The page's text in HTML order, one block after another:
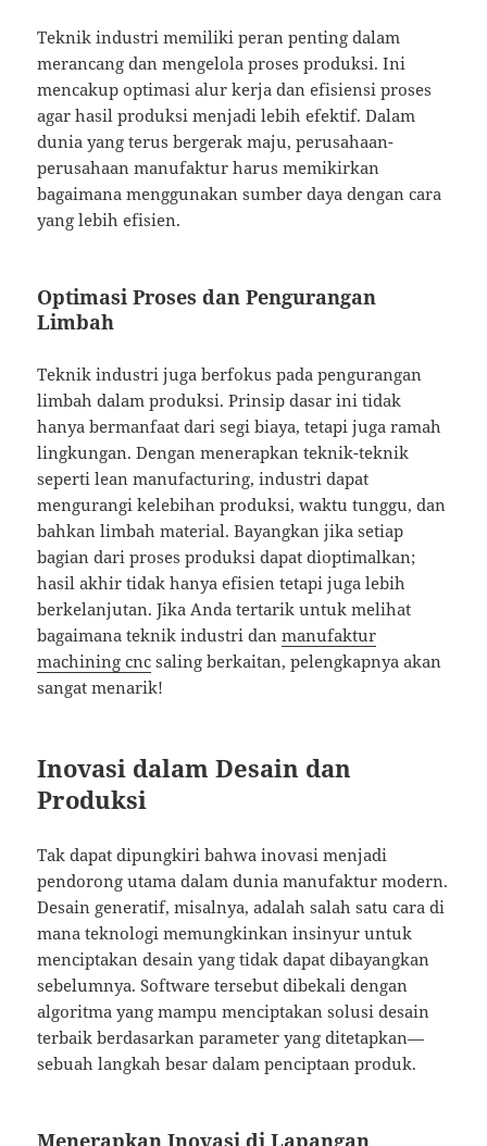
Teknik industri memiliki peran penting dalam
merancang dan mengelola proses produksi. Ini
mencakup optimasi alur kerja dan efisiensi proses
agar hasil produksi menjadi lebih efektif. Dalam
dunia yang terus bergerak maju, perusahaan-
perusahaan manufaktur harus memikirkan
bagaimana menggunakan sumber daya dengan cara
yang lebih efisien.
Optimasi Proses dan Pengurangan
Limbah
Teknik industri juga berfokus pada pengurangan
limbah dalam produksi. Prinsip dasar ini tidak
hanya bermanfaat dari segi biaya, tetapi juga ramah
lingkungan. Dengan menerapkan teknik-teknik
seperti lean manufacturing, industri dapat
mengurangi kelebihan produksi, waktu tunggu, dan
bahkan limbah material. Bayangkan jika setiap
bagian dari proses produksi dapat dioptimalkan;
hasil akhir tidak hanya efisien tetapi juga lebih
berkelanjutan. Jika Anda tertarik untuk melihat
bagaimana teknik industri danmanufaktur
machining cnc saling berkaitan, pelengkapnya akan
sangat menarik!
Inovasi dalam Desain dan
Produksi
Tak dapat dipungkiri bahwa inovasi menjadi
pendorong utama dalam dunia manufaktur modern.
Desain generatif, misalnya, adalah salah satu cara di
mana teknologi memungkinkan insinyur untuk
menciptakan desain yang tidak dapat dibayangkan
sebelumnya. Software tersebut dibekali dengan
algoritma yang mampu menciptakan solusi desain
terbaik berdasarkan parameter yang ditetapkan—
sebuah langkah besar dalam penciptaan produk.